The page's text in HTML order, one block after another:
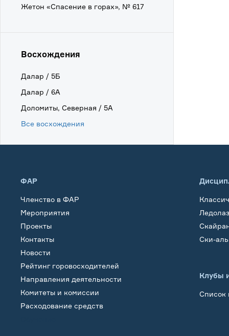
Жетон «Спасение в горах», № 617
Восхождения
Далар / 5Б
Далар / 6А
Доломиты, Северная / 5А
Все восхождения
ФАР
Членство в ФАР
Мероприятия
Проекты
Контакты
Новости
Рейтинг горовосходителей
Направления деятельности
Комитеты и комиссии
Расходование средств
Ски-
Клубы
Список